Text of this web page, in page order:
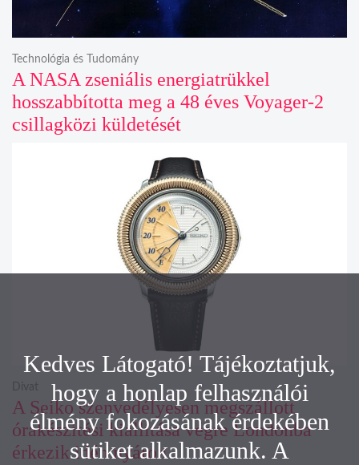
A NASA zseniális energiatrükkel
hosszabbította meg a 48 éves Voyager-2
csillagközi küldetését
Technológia és Tudomány
A Seiko szenvedélyesen megszállott
órakészítési kiállítása végre Londonba
érkezik idén nyáron
Divat
Kedves Látogató! Tájékoztatjuk,
hogy a honlap felhasználói
élmény fokozásának érdekében
sütiket alkalmazunk. A